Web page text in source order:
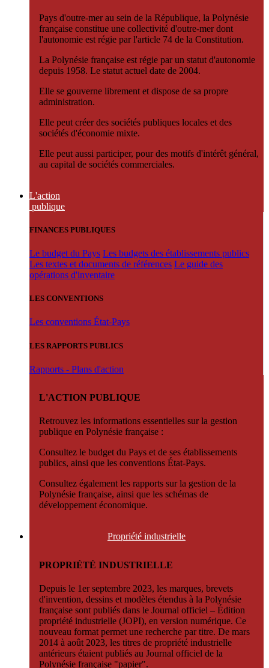
Pays d'outre-mer au sein de la République, la Polynésie
française constitue une collectivité d'outre-mer dont
l'autonomie est régie par l'article 74 de la Constitution.
La Polynésie française est régie par un statut d'autonomie
depuis 1958. Le statut actuel date de 2004.
Elle se gouverne librement et dispose de sa propre
administration.
Elle peut créer des sociétés publiques locales et des
sociétés d'économie mixte.
Elle peut aussi participer, pour des motifs d'intérêt général,
au capital de sociétés commerciales.
L'action
publique
FINANCES PUBLIQUES
Le budget du Pays Les budgets des établissements publics
Les textes et documents de références Le guide des
opérations d'inventaire
LES CONVENTIONS
Les conventions État-Pays
LES RAPPORTS PUBLICS
Rapports - Plans d'action
L'ACTION PUBLIQUE
Retrouvez les informations essentielles sur la gestion
publique en Polynésie française :
Consultez le budget du Pays et de ses établissements
publics, ainsi que les conventions État-Pays.
Consultez également les rapports sur la gestion de la
Polynésie française, ainsi que les schémas de
développement économique.
Propriété industrielle
PROPRIÉTÉ INDUSTRIELLE
Depuis le 1er septembre 2023, les marques, brevets
d'invention, dessins et modèles étendus à la Polynésie
française sont publiés dans le Journal officiel – Édition
propriété industrielle (JOPI), en version numérique. Ce
nouveau format permet une recherche par titre. De mars
2014 à août 2023, les titres de propriété industrielle
antérieurs étaient publiés au Journal officiel de la
Polynésie française "papier".